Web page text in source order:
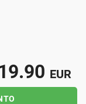
EUR